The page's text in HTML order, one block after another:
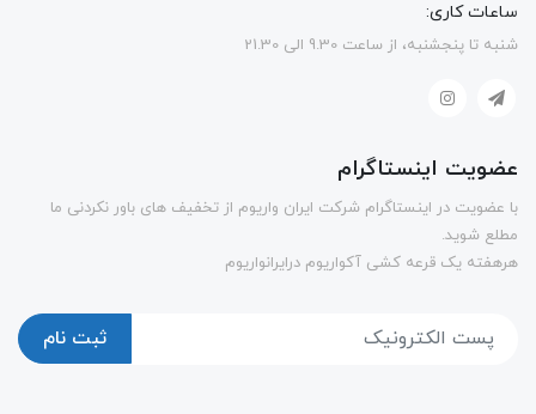
ساعات کاری:
شنبه تا پنجشنبه، از ساعت 9.30 الی 21.30
عضویت اینستاگرام
با عضویت در اینستاگرام شرکت ایران واریوم از تخفیف های باور نکردنی ما
مطلع شوید.
هرهفته یک قرعه کشی آکواریوم درایرانواریوم
ثبت نام